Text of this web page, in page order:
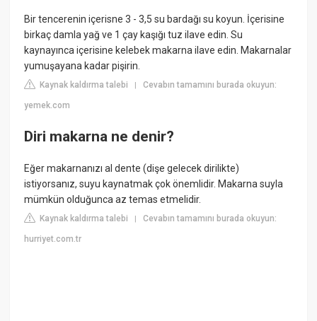
Bir tencerenin içerisne 3 - 3,5 su bardağı su koyun. İçerisine
birkaç damla yağ ve 1 çay kaşığı tuz ilave edin. Su
kaynayınca içerisine kelebek makarna ilave edin. Makarnalar
yumuşayana kadar pişirin.
Kaynak kaldırma talebi |Cevabın tamamını burada okuyun:
yemek.com
Diri makarna ne denir?
Eğer makarnanızı al dente (dişe gelecek dirilikte)
istiyorsanız, suyu kaynatmak çok önemlidir. Makarna suyla
mümkün olduğunca az temas etmelidir.
Kaynak kaldırma talebi |Cevabın tamamını burada okuyun:
hurriyet.com.tr